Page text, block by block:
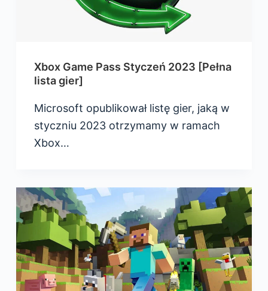
Xbox Game Pass Styczeń 2023 [Pełna
lista gier]
Microsoft opublikował listę gier, jaką w
styczniu 2023 otrzymamy w ramach
Xbox…